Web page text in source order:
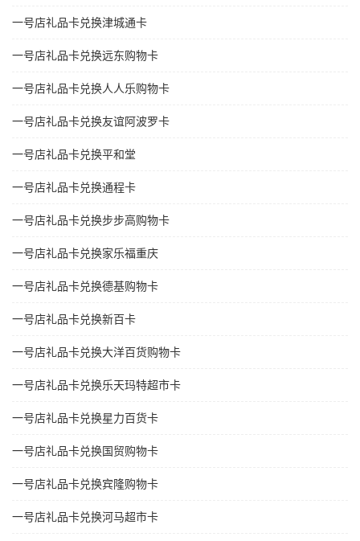
一号店礼品卡兑换津城通卡
一号店礼品卡兑换远东购物卡
一号店礼品卡兑换人人乐购物卡
一号店礼品卡兑换友谊阿波罗卡
一号店礼品卡兑换平和堂
一号店礼品卡兑换通程卡
一号店礼品卡兑换步步高购物卡
一号店礼品卡兑换家乐福重庆
一号店礼品卡兑换德基购物卡
一号店礼品卡兑换新百卡
一号店礼品卡兑换大洋百货购物卡
一号店礼品卡兑换乐天玛特超市卡
一号店礼品卡兑换星力百货卡
一号店礼品卡兑换国贸购物卡
一号店礼品卡兑换宾隆购物卡
一号店礼品卡兑换河马超市卡